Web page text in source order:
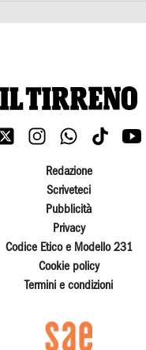
Redazione
Scriveteci
Pubblicità
Privacy
Codice Etico e Modello 231
Cookie policy
Termini e condizioni